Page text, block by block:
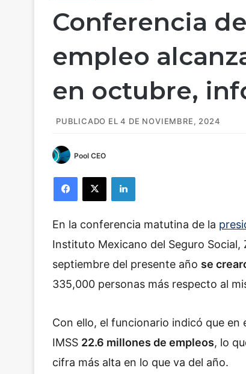
Conferencia
empleo
en octubre,
PUBLICADO EL 4 DE NOVIEMBRE, 2024
Pool CEO
En la conferencia matutina de la
Instituto Mexicano del Seguro
septiembre del presente año se
335,000 personas más respecto al
Con ello, el funcionario indicó que
IMSS 22.6 millones de empleos, lo
cifra más alta en lo que va del año.